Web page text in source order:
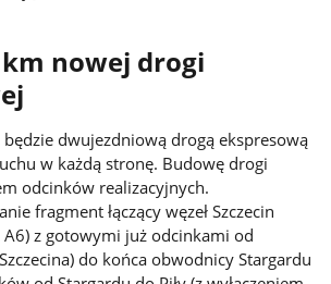
km nowej drogi
będzie dwujezdniową drogą ekspresową
w każdą stronę. Budowę drogi
odcinków realizacyjnych.
fragment łączący węzeł Szczecin
z gotowymi już odcinkami od
do końca obwodnicy Stargardu